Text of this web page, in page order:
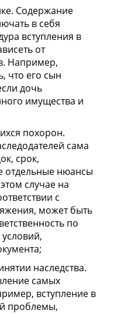
Содержание
в себя
вступления в
от
Например,
что его сын
дочь
имущества и
похорон.
сама
срок,
отдельные нюансы
случае на
с
может быть
по
наследства.
самых
вступление в
проблемы,